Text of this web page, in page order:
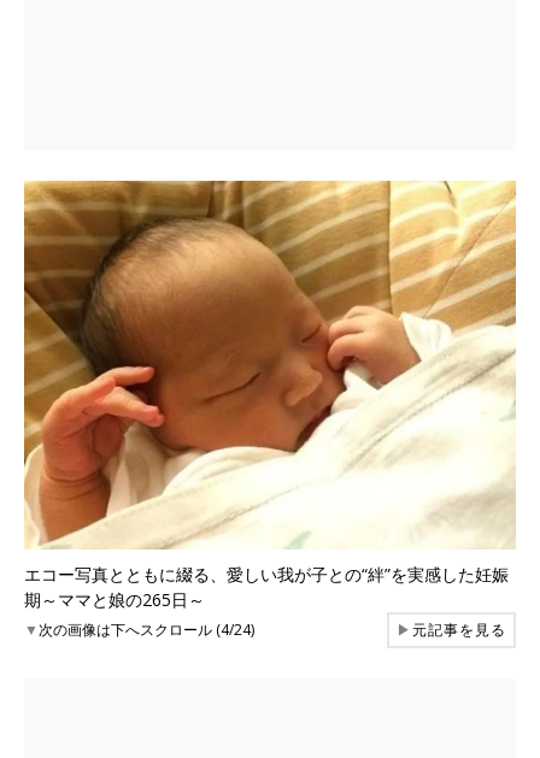
エコー写真とともに綴る、愛しい我が子との“絆”を実感した妊娠
期～ママと娘の265日～
▼次の画像は下へスクロール (4/24) ▶元記事を見る